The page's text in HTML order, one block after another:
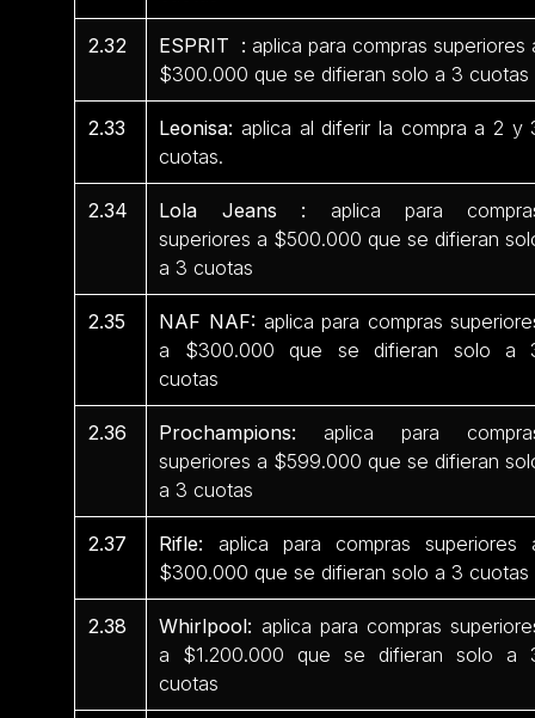
2.32 ESPRIT : aplica para compras superiores
$300.000 que se difieran solo a 3 cuotas
2.33 Leonisa: aplica al diferir la compra a 2 y
cuotas.
2.34 Lola Jeans : aplica para
superiores a $500.000 que se difieran
a 3 cuotas
2.35 NAF NAF: aplica para compras
a $300.000 que se difieran solo a
cuotas
2.36 Prochampions: aplica para
superiores a $599.000 que se difieran
a 3 cuotas
2.37 Rifle: aplica para compras superiores
$300.000 que se difieran solo a 3 cuotas
2.38 Whirlpool: aplica para compras
a $1.200.000 que se difieran solo a
cuotas